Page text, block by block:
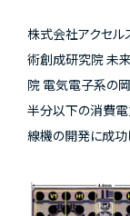
株式会社アクセ
術創成研究院 未
院 電気電子系の
半分以下の消費
線機の開発に成功